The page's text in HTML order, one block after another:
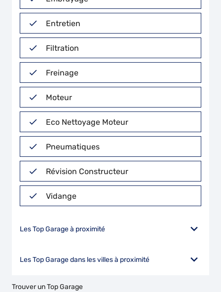
Entretien
Filtration
Freinage
Moteur
Eco Nettoyage Moteur
Pneumatiques
Révision Constructeur
Vidange
Les Top Garage à proximité
Les Top Garage dans les villes à proximité
Trouver un Top Garage